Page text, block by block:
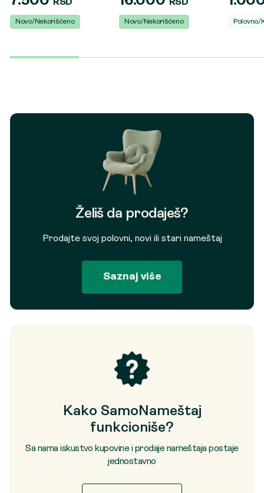
RSD
Novo/Nekorišćeno
RSD
Novo/Nekorišćeno Polovno/
Želiš da prodaješ?
Prodajte svoj polovni, novi ili stari nameštaj
Saznaj više
Kako SamoNameštaj
funkcioniše?
Sa nama iskustvo kupovine i prodaje nameštaja postaje
jednostavno